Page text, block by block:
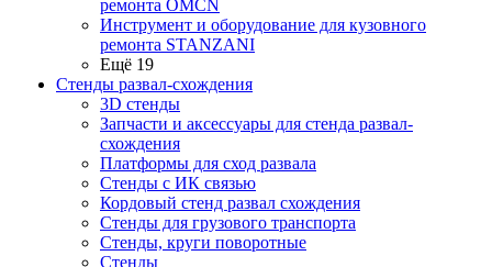
ремонта OMCN
Инструмент и оборудование для кузовного
ремонта STANZANI
Ещё 19
Стенды развал-схождения
3D стенды
Запчасти и аксессуары для стенда развал-
схождения
Платформы для сход развала
Стенды с ИК связью
Кордовый стенд развал схождения
Стенды для грузового транспорта
Стенды, круги поворотные
Стенды